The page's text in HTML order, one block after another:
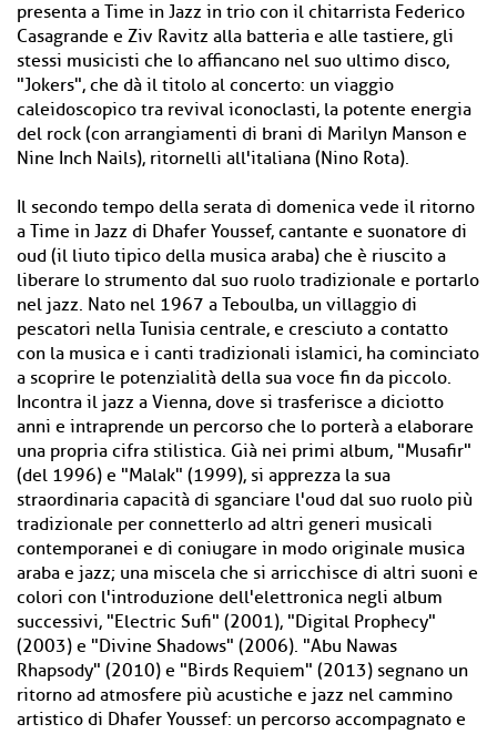
presenta a Time in Jazz in trio con il chitarrista Federico
Casagrande e Ziv Ravitz alla batteria e alle tastiere, gli
stessi musicisti che lo affiancano nel suo ultimo disco,
"Jokers", che dà il titolo al concerto: un viaggio
caleidoscopico tra revival iconoclasti, la potente energia
del rock (con arrangiamenti di brani di Marilyn Manson e
Nine Inch Nails), ritornelli all'italiana (Nino Rota).
Il secondo tempo della serata di domenica vede il ritorno
a Time in Jazz di Dhafer Youssef, cantante e suonatore di
oud (il liuto tipico della musica araba) che è riuscito a
liberare lo strumento dal suo ruolo tradizionale e portarlo
nel jazz. Nato nel 1967 a Teboulba, un villaggio di
pescatori nella Tunisia centrale, e cresciuto a contatto
con la musica e i canti tradizionali islamici, ha cominciato
a scoprire le potenzialità della sua voce fin da piccolo.
Incontra il jazz a Vienna, dove si trasferisce a diciotto
anni e intraprende un percorso che lo porterà a elaborare
una propria cifra stilistica. Già nei primi album, "Musafir"
(del 1996) e "Malak" (1999), si apprezza la sua
straordinaria capacità di sganciare l'oud dal suo ruolo più
tradizionale per connetterlo ad altri generi musicali
contemporanei e di coniugare in modo originale musica
araba e jazz; una miscela che si arricchisce di altri suoni e
colori con l'introduzione dell'elettronica negli album
successivi, "Electric Sufi" (2001), "Digital Prophecy"
(2003) e "Divine Shadows" (2006). "Abu Nawas
Rhapsody" (2010) e "Birds Requiem" (2013) segnano un
ritorno ad atmosfere più acustiche e jazz nel cammino
artistico di Dhafer Youssef: un percorso accompagnato e